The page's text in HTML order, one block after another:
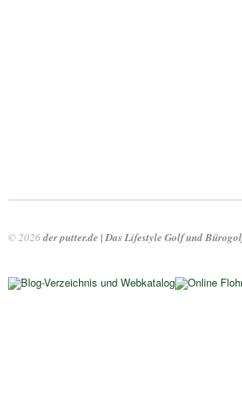
© 2026der putter.de | Das Lifestyle Golf und